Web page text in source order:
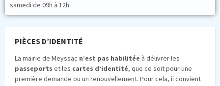
samedi de 09h à 12h
PIÈCES D’IDENTITÉ
La mairie de Meyssac n’est pas habilitée à délivrer les
passeports et les cartes d’identité, que ce soit pour une
première demande ou un renouvellement. Pour cela, il convient